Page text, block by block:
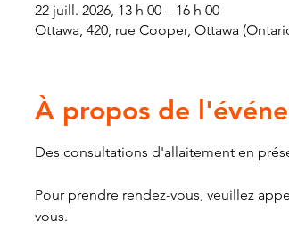
22 juill. 2026, 13 h 00 – 16 h 00
Ottawa, 420, rue Cooper, Ottawa
À propos de
Des consultations d'allaitement en
Pour prendre rendez-vous, veuillez
vous.